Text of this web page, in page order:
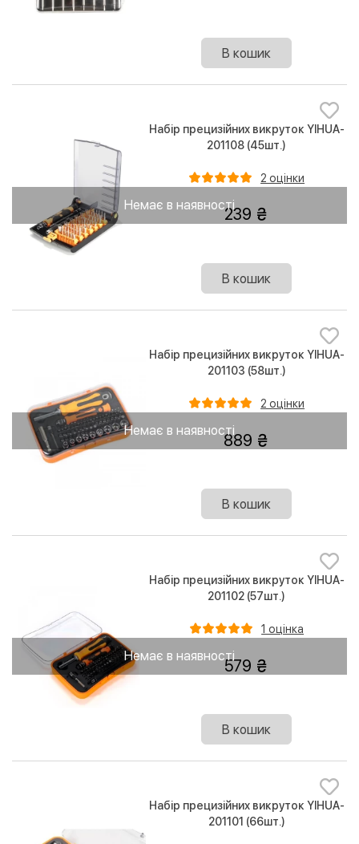
В кошик
Немає в наявності
Набір прецизійних викруток YIHUA-
201108 (45шт.)
2 оцінки
239
В кошик
Немає в наявності
Набір прецизійних викруток YIHUA-
201103 (58шт.)
2 оцінки
889
В кошик
Немає в наявності
Набір прецизійних викруток YIHUA-
201102 (57шт.)
1 оцінка
579
В кошик
Набір прецизійних викруток YIHUA-
201101 (66шт.)